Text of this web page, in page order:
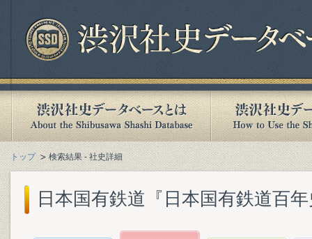
トップ 検索結果 - 社史詳細
日本国有鉄道『日本国有鉄道百